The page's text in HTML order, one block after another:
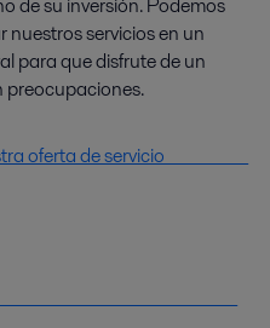
servicios en un
para que disfrute de un
preocupaciones.
oferta de servicio
repuesto